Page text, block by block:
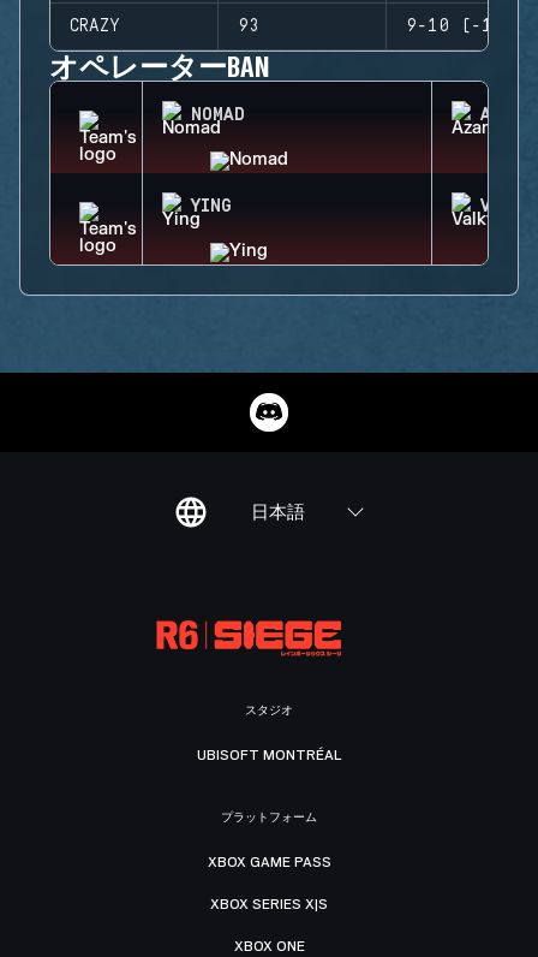
CRAZY 93 9-10 (-1)
オペレーターBAN
NOMAD AZAMI
YING
日本語
スタジオ
UBISOFT MONTRÉAL
プラットフォーム
XBOX GAME PASS
XBOX SERIES X|S
XBOX ONE